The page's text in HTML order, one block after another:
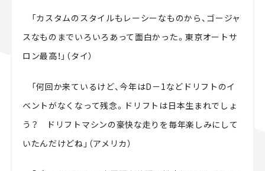
「カスタムのスタイルもレーシーなものから、ゴージャ
スなものまでいろいろあって面白かった。東京オートサ
ロン最高！」（タイ）
「何回か来ているけど、今年はD － 1 などドリフトのイ
ベントがなくなって残念。ドリフトは日本生まれでしょ
う？ ドリフトマシンの豪快な走りを毎年楽しみにして
いたんだけどね」（アメリカ）